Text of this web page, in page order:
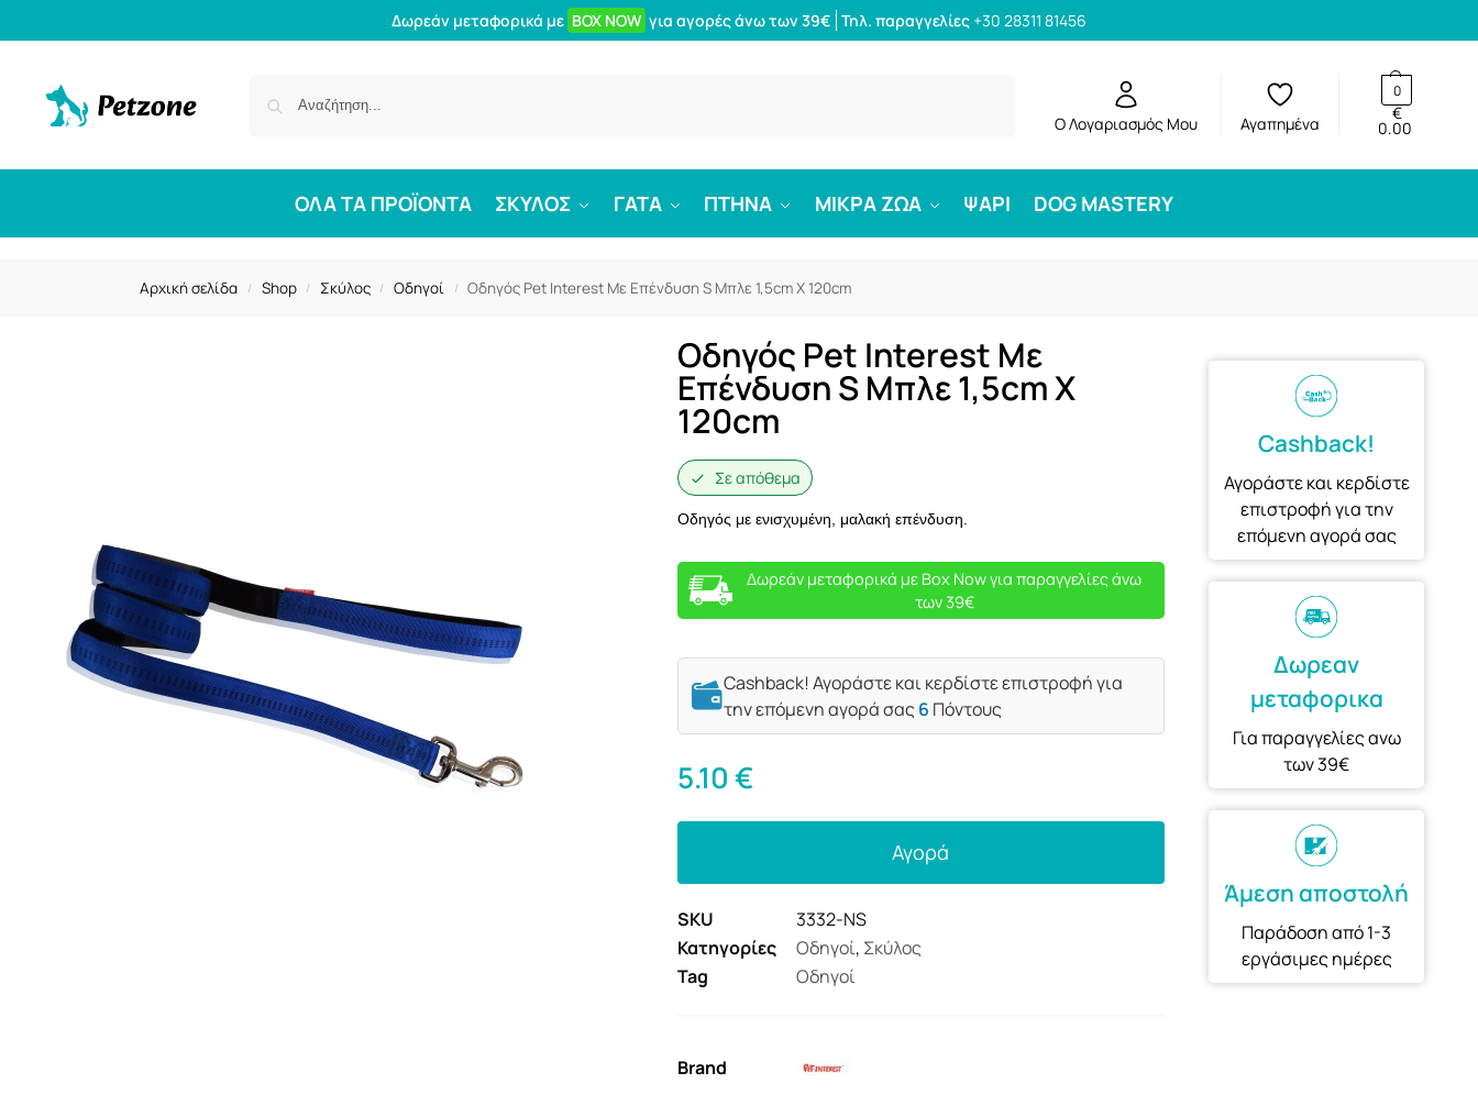
Δωρεάν μεταφορικά με BOX NOW για αγορές άνω των 39€ Τηλ. παραγγελίες +30 28311 81456
Ο Λογαριασμός Μου Αγαπημένα 0.00
€
0
ΟΛΑ ΤΑ ΠΡΟΪΟΝΤΑ ΣΚΥΛΟΣ ΓΑΤΑ ΠΤΗΝΑ ΜΙΚΡΑ ΖΩΑ ΨΑΡΙ DOG MASTERY
Αρχική σελίδα / Shop / Σκύλος / Οδηγοί / Οδηγός Pet Interest Με Επένδυση S Μπλε 1,5cm X 120cm
Οδηγός Pet Interest Με
Επένδυση S Μπλε 1,5cm X
120cm
Σε απόθεμα
Οδηγός με ενισχυμένη, μαλακή επένδυση.
Δωρεάν μεταφορικά με Box Now για παραγγελίες άνω
των 39€
Cashback! Αγοράστε και κερδίστε επιστροφή για
την επόμενη αγορά σας6 Πόντους
5.10€
Αγορά
SKU
3332-NS
Κατηγορίες
Οδηγοί, Σκύλος
Tag
Οδηγοί
Brand
Cashback!
Αγοράστε και κερδίστε
επιστροφή για την
επόμενη αγορά σας
Δωρεαν
μεταφορικα
Για παραγγελίες ανω
των 39€
Άμεση αποστολή
Παράδοση από 1-3
εργάσιμες ημέρες